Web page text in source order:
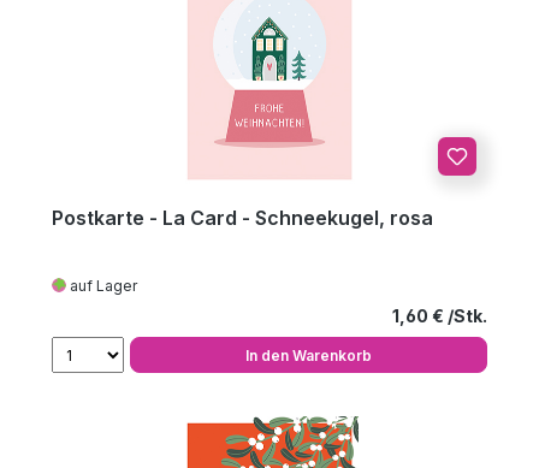
Postkarte - La Card - Schneekugel, rosa
auf Lager
Regulärer
1,60 €
In den Warenkorb